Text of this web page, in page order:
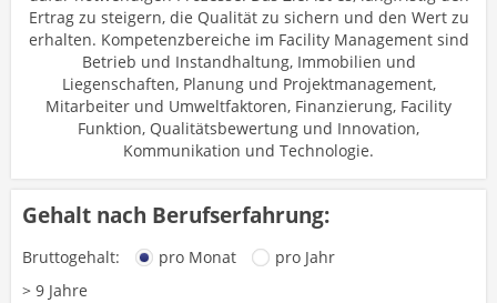
Ertrag zu steigern, die Qualität zu sichern und den Wert zu
erhalten. Kompetenzbereiche im Facility Management sind
Betrieb und Instandhaltung, Immobilien und
Liegenschaften, Planung und Projektmanagement,
Mitarbeiter und Umweltfaktoren, Finanzierung, Facility
Funktion, Qualitätsbewertung und Innovation,
Kommunikation und Technologie.
Gehalt nach Berufserfahrung:
Bruttogehalt: pro Monat
pro Jahr
> 9 Jahre